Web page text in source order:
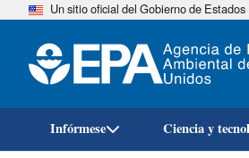
Un sitio oficial del Gobierno de
Infórmese Ciencia y